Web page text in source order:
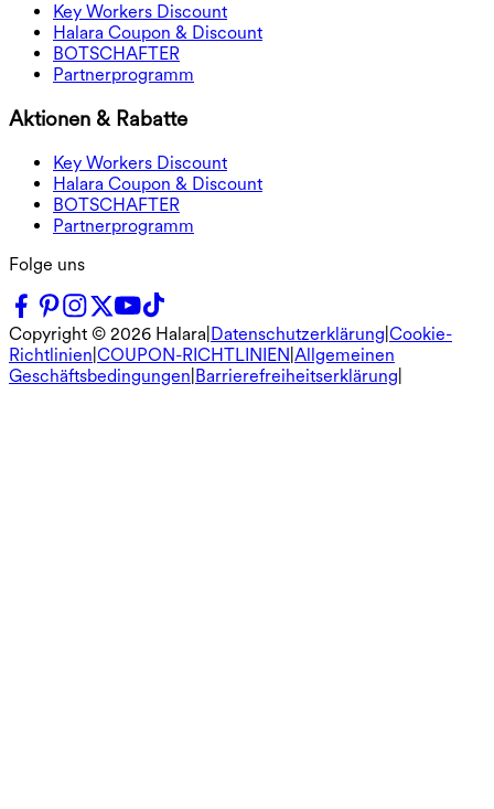
Key Workers Discount
Halara Coupon & Discount
BOTSCHAFTER
Partnerprogramm
Aktionen & Rabatte
Key Workers Discount
Halara Coupon & Discount
BOTSCHAFTER
Partnerprogramm
Folge uns
Copyright © 2026 Halara Datenschutzerklärung Cookie-
Richtlinien COUPON-RICHTLINIEN Allgemeinen
Geschäftsbedingungen Barrierefreiheitserklärung